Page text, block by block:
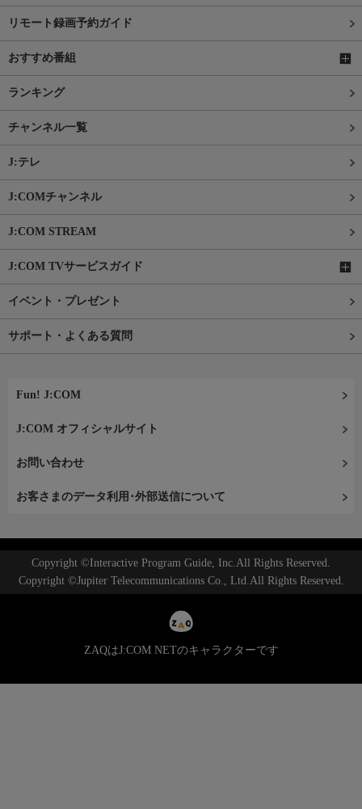
リモート録画予約ガイド
おすすめ番組
ランキング
チャンネル一覧
J:テレ
J:COMチャンネル
J:COM STREAM
J:COM TVサービスガイド
イベント・プレゼント
サポート・よくある質問
Fun! J:COM
J:COM オフィシャルサイト
お問い合わせ
お客さまのデータ利用･外部送信について
Copyright ©Interactive Program Guide, Inc.All Rights Reserved.
Copyright ©Jupiter Telecommunications Co., Ltd.All Rights Reserved.
ZAQはJ:COM NETのキャラクターです